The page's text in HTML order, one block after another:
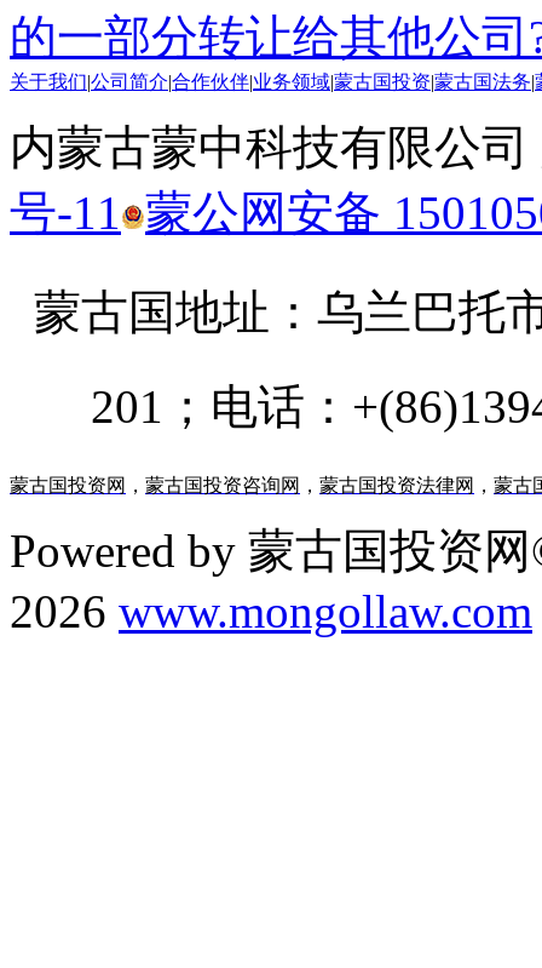
的一部分转让给其他公司
关于我们 公司简介 合作伙伴 业务领域 蒙古国投资 蒙古国法务
内蒙古蒙中科技有限公
号-11 蒙公网安备
蒙古国地址： 乌兰巴托
201；电话：
蒙古国投资网 ， 蒙古国投资咨询网 ， 蒙古国投资法律网 ， 蒙古
Powered by 蒙古国投资
2026 www.mongollaw.com